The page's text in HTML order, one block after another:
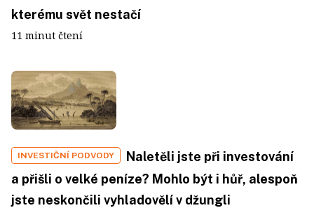
kterému svět nestačí
11 minut čtení
INVESTIČNÍ PODVODY
Naletěli jste při investování
a přišli o velké peníze? Mohlo být i hůř, alespoň
jste neskončili vyhladovělí v džungli